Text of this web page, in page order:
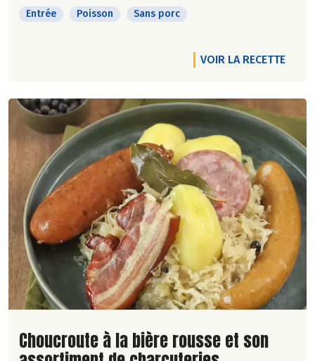
Entrée Poisson Sans porc
VOIR LA RECETTE
Lire la suite de la recette
Choucroute à la bière rousse et son